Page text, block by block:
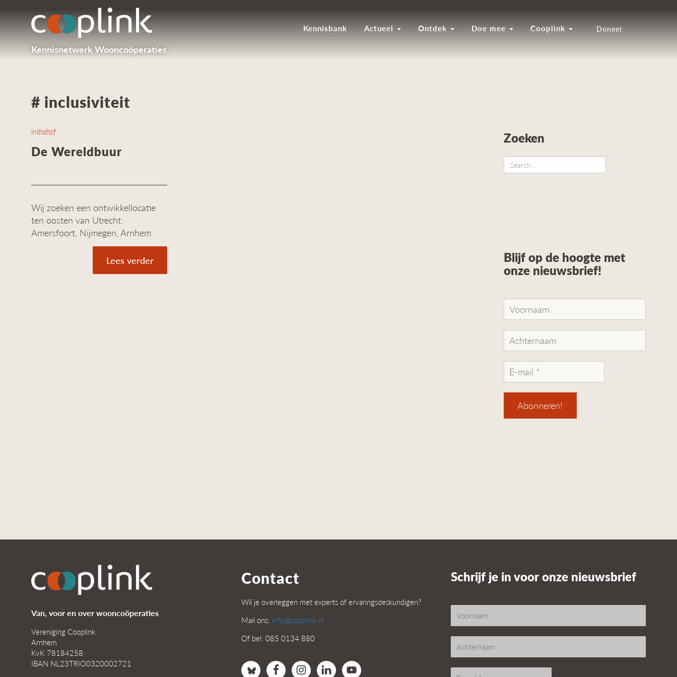
Kennisnetwerk Wooncoöperaties
Kennisbank Actueel Ontdek Doe mee Cooplink Doneer
# inclusiviteit
initiatief
De Wereldbuur
Wij zoeken een ontwikkellocatie
ten oosten van Utrecht:
Amersfoort, Nijmegen, Arnhem
Lees verder
Zoeken
Blijf op de hoogte met
onze nieuwsbrief!
Van, voor en over wooncoöperaties
Vereniging Cooplink
Arnhem
KvK 78184258
IBAN NL23TRIO0320002721
Contact
Wil je overleggen met experts of ervaringsdeskundigen?
Mail ons: info@cooplink.nl
Of bel: 085 0134 880
Schrijf je in voor onze nieuwsbrief